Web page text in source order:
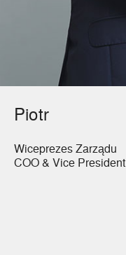
Piotr
Wiceprezes Zarządu
COO & Vice President